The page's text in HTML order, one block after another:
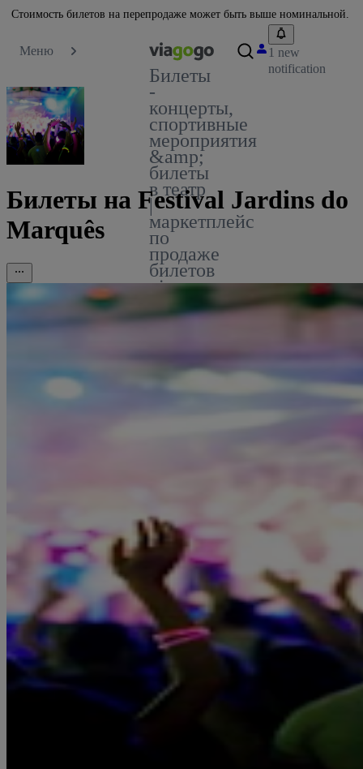
Стоимость билетов на перепродаже может быть выше номинальной.
Меню
Билеты
-
концерты,
спортивные
мероприятия
&amp;
билеты
в театр
|
маркетплейс
по
продаже
билетов
viagogo
1 new
notification
Билеты на Festival Jardins do
Marquês